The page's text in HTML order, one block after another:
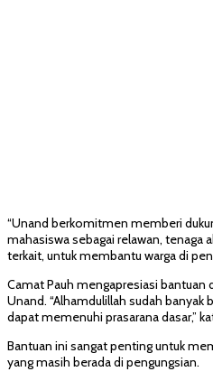
“Unand berkomitmen memberi
mahasiswa sebagai relawan, tenaga
terkait, untuk membantu warga di
Camat Pauh mengapresiasi bantuan
Unand. “Alhamdulillah sudah banyak
dapat memenuhi prasarana dasar,”
Bantuan ini sangat penting untuk
yang masih berada di pengungsian.